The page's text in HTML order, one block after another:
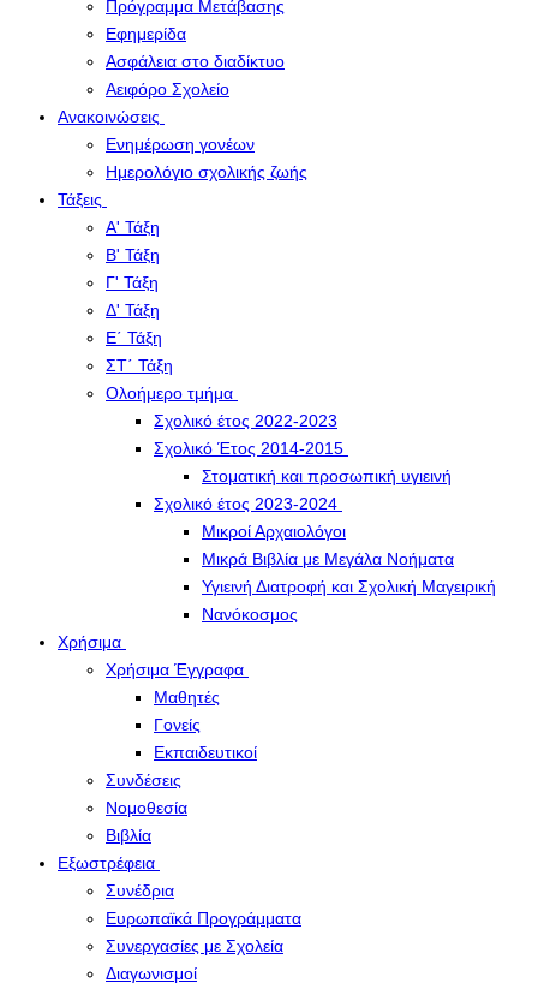
Πρόγραμμα Μετάβασης
Εφημερίδα
Ασφάλεια στο διαδίκτυο
Αειφόρο Σχολείο
Ανακοινώσεις
Ενημέρωση γονέων
Ημερολόγιο σχολικής ζωής
Τάξεις
Α' Τάξη
Β' Τάξη
Γ' Τάξη
Δ' Τάξη
Ε΄ Τάξη
ΣΤ΄ Τάξη
Ολοήμερο τμήμα
Σχολικό έτος 2022-2023
Σχολικό Έτος 2014-2015
Στοματική και προσωπική υγιεινή
Σχολικό έτος 2023-2024
Μικροί Αρχαιολόγοι
Μικρά Βιβλία με Μεγάλα Νοήματα
Υγιεινή Διατροφή και Σχολική Μαγειρική
Νανόκοσμος
Χρήσιμα
Χρήσιμα Έγγραφα
Μαθητές
Γονείς
Εκπαιδευτικοί
Συνδέσεις
Νομοθεσία
Βιβλία
Εξωστρέφεια
Συνέδρια
Ευρωπαϊκά Προγράμματα
Συνεργασίες με Σχολεία
Διαγωνισμοί